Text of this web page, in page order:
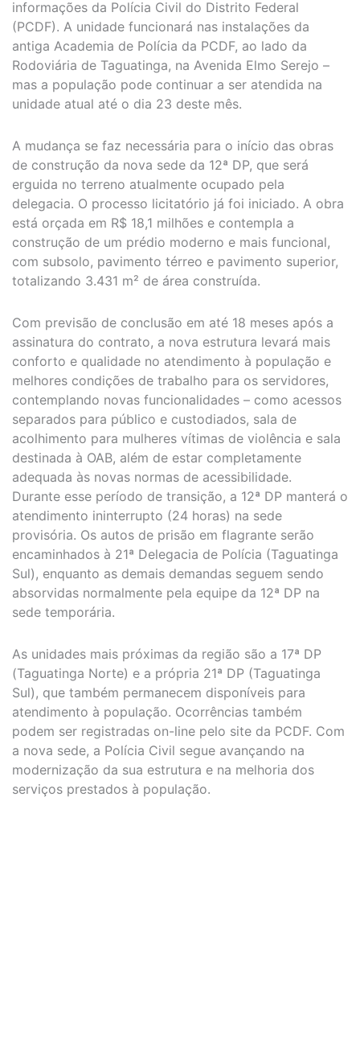
informações da Polícia Civil do Distrito Federal
(PCDF). A unidade funcionará nas instalações da
antiga Academia de Polícia da PCDF, ao lado da
Rodoviária de Taguatinga, na Avenida Elmo Serejo –
mas a população pode continuar a ser atendida na
unidade atual até o dia 23 deste mês.
A mudança se faz necessária para o início das obras
de construção da nova sede da 12ª DP, que será
erguida no terreno atualmente ocupado pela
delegacia. O processo licitatório já foi iniciado. A obra
está orçada em R$ 18,1 milhões e contempla a
construção de um prédio moderno e mais funcional,
com subsolo, pavimento térreo e pavimento superior,
totalizando 3.431 m² de área construída.
Com previsão de conclusão em até 18 meses após a
assinatura do contrato, a nova estrutura levará mais
conforto e qualidade no atendimento à população e
melhores condições de trabalho para os servidores,
contemplando novas funcionalidades – como acessos
separados para público e custodiados, sala de
acolhimento para mulheres vítimas de violência e sala
destinada à OAB, além de estar completamente
adequada às novas normas de acessibilidade.
Durante esse período de transição, a 12ª DP manterá o
atendimento ininterrupto (24 horas) na sede
provisória. Os autos de prisão em flagrante serão
encaminhados à 21ª Delegacia de Polícia (Taguatinga
Sul), enquanto as demais demandas seguem sendo
absorvidas normalmente pela equipe da 12ª DP na
sede temporária.
As unidades mais próximas da região são a 17ª DP
(Taguatinga Norte) e a própria 21ª DP (Taguatinga
Sul), que também permanecem disponíveis para
atendimento à população. Ocorrências também
podem ser registradas on-line pelo site da PCDF. Com
a nova sede, a Polícia Civil segue avançando na
modernização da sua estrutura e na melhoria dos
serviços prestados à população.